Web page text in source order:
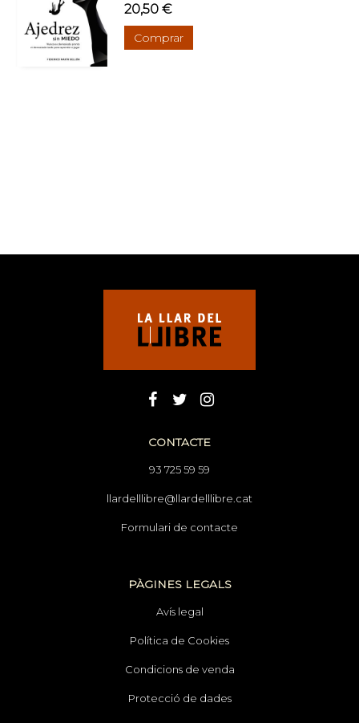
20,50 €
Comprar
CONTACTE
93 725 59 59
llardelllibre@llardelllibre.cat
Formulari de contacte
PÀGINES LEGALS
Avís legal
Política de Cookies
Condicions de venda
Protecció de dades